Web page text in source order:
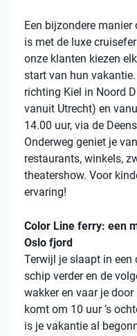
Een bijzondere
is met de luxe
onze klanten kiezen
start van hun
richting Kiel in Noord
vanuit Utrecht) en
14.00 uur, via de
Onderweg geniet je
restaurants, winkels,
theatershow. Voor
ervaring!
Color Line ferry: een
Oslo fjord
Terwijl je slaapt in
schip verder en de
wakker en vaar je
komt om 10 uur ’s
is je vakantie al